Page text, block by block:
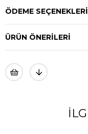
ÖDEME SEÇENEKLERI
ÜRÜN ÖNERILERI